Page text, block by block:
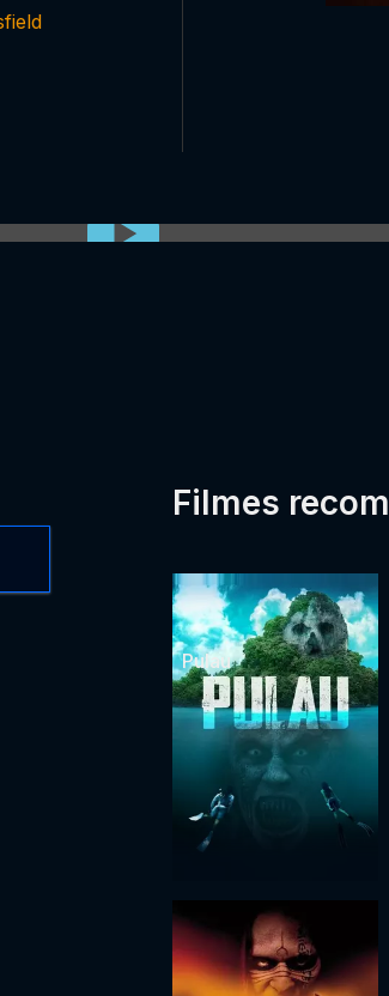
Filmes
Pulau